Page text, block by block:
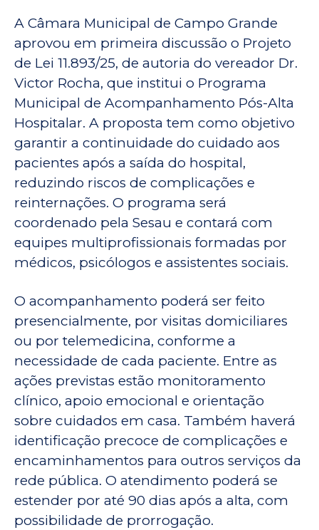
A Câmara Municipal de Campo Grande
aprovou em primeira discussão o Projeto
de Lei 11.893/25, de autoria do vereador Dr.
Victor Rocha, que institui o Programa
Municipal de Acompanhamento Pós-Alta
Hospitalar. A proposta tem como objetivo
garantir a continuidade do cuidado aos
pacientes após a saída do hospital,
reduzindo riscos de complicações e
reinternações. O programa será
coordenado pela Sesau e contará com
equipes multiprofissionais formadas por
médicos, psicólogos e assistentes sociais.
O acompanhamento poderá ser feito
presencialmente, por visitas domiciliares
ou por telemedicina, conforme a
necessidade de cada paciente. Entre as
ações previstas estão monitoramento
clínico, apoio emocional e orientação
sobre cuidados em casa. Também haverá
identificação precoce de complicações e
encaminhamentos para outros serviços da
rede pública. O atendimento poderá se
estender por até 90 dias após a alta, com
possibilidade de prorrogação.